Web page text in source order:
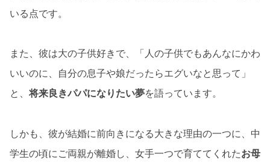
いる点です。
また、彼は大の子供好きで、「人の子供でもあんなにかわ
いいのに、自分の息子や娘だったらエグいなと思って」
と、将来良きパパになりたい夢を語っています。
しかも、彼が結婚に前向きになる大きな理由の一つに、中
学生の頃にご両親が離婚し、女手一つで育ててくれたお母